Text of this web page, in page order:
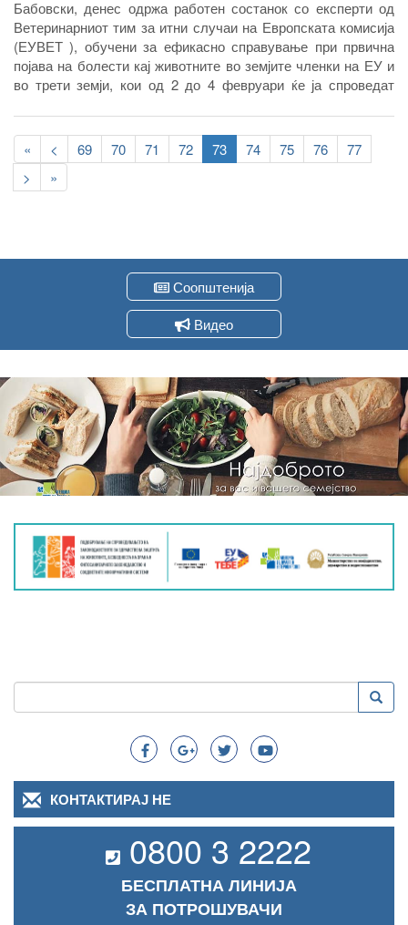
Бабовски, денес одржа работен состанок со експерти од
Ветеринарниот тим за итни случаи на Европската комисија
(ЕУВЕТ ), обучени за ефикасно справување при првична
појава на болести кај животните во земјите членки на ЕУ и
во трети земји, кои од 2 до 4 февруари ќе ја спроведат
Pagination
First
page
«
Previous
page
< Page
69 Page
70 Page
71 Page
72
Current
page
73 Page
74 Page
75 Page
76 Page
77
Следна
страна
>
Last
page
»
Соопштенија
Видео
Search
Пребарување
КОНТАКТИРАЈ НЕ
0800 3 2222
БЕСПЛАТНА ЛИНИЈА
ЗА ПОТРОШУВАЧИ